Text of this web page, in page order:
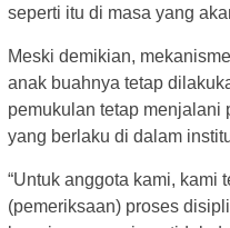
seperti itu di masa yang
Meski demikian,
anak buahnya tetap
pemukulan tetap menjalani
yang berlaku di dalam
“Untuk anggota kami, kami
(pemeriksaan) proses